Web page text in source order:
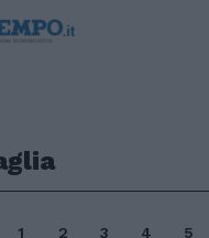
1 2 3 4 5